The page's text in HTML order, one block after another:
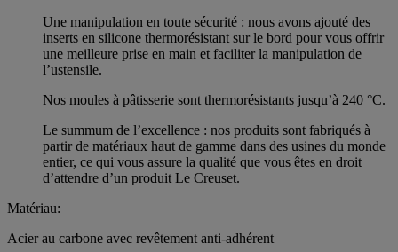
Une manipulation en toute sécurité : nous avons ajouté des
inserts en silicone thermorésistant sur le bord pour vous offrir
une meilleure prise en main et faciliter la manipulation de
l’ustensile.
Nos moules à pâtisserie sont thermorésistants jusqu’à 240 °C.
Le summum de l’excellence : nos produits sont fabriqués à
partir de matériaux haut de gamme dans des usines du monde
entier, ce qui vous assure la qualité que vous êtes en droit
d’attendre d’un produit Le Creuset.
Matériau:
Acier au carbone avec revêtement anti-adhérent